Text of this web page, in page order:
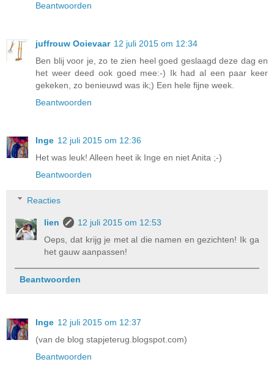
Beantwoorden
juffrouw Ooievaar 12 juli 2015 om 12:34
Ben blij voor je, zo te zien heel goed geslaagd deze dag en
het weer deed ook goed mee:-) Ik had al een paar keer
gekeken, zo benieuwd was ik;) Een hele fijne week.
Beantwoorden
Inge 12 juli 2015 om 12:36
Het was leuk! Alleen heet ik Inge en niet Anita ;-)
Beantwoorden
Reacties
lien
12 juli 2015 om 12:53
Oeps, dat krijg je met al die namen en gezichten! Ik ga
het gauw aanpassen!
Beantwoorden
Inge 12 juli 2015 om 12:37
(van de blog stapjeterug.blogspot.com)
Beantwoorden